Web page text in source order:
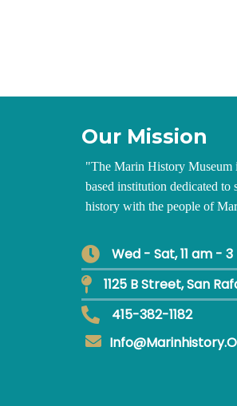
Our Mission
"The Marin History Museum
based institution dedicated to
history with the people of
Wed - Sat, 11 am -
1125 B Street, San
415-382-1182